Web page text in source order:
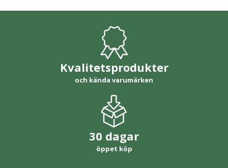
Kvalitetsprodukter
och kända varumärken
30 dagar
öppet köp